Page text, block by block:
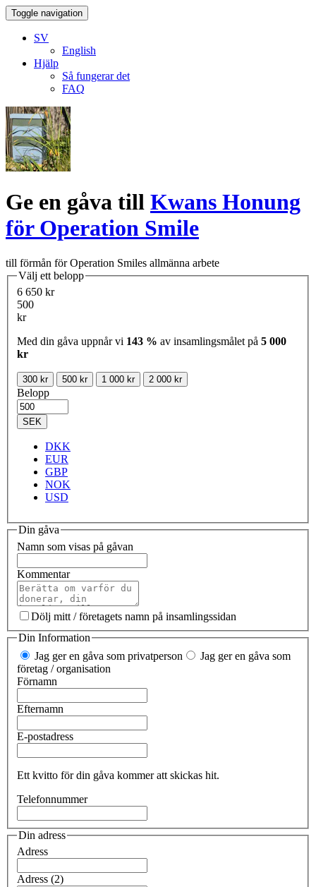
Toggle navigation
SV
English
Hjälp
Så fungerar det
FAQ
Ge en gåva till Kwans Honung
för Operation Smile
till förmån för Operation Smiles allmänna arbete
Välj ett belopp
6 650 kr
500
kr
Med din gåva uppnår vi 143 % av insamlingsmålet på 5 000
kr
300 kr 500 kr 1 000 kr 2 000 kr
Belopp
SEK
DKK
EUR
GBP
NOK
USD
Din gåva
Namn som visas på gåvan
Kommentar
Dölj mitt / företagets namn på insamlingssidan
Din Information
Jag ger en gåva som privatperson
Jag ger en gåva som
företag / organisation
Förnamn
Efternamn
E-postadress
Ett kvitto för din gåva kommer att skickas hit.
Telefonnummer
Din adress
Adress
Adress (2)